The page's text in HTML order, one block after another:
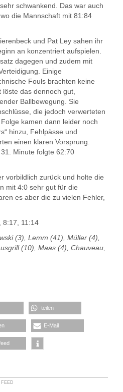
schwankend. Das war auch
die Mannschaft mit 81:84
und Pat Ley sahen ihr
an konzentriert aufspielen.
dagegen und zudem mit
Einige
Fouls brachten keine
das dennoch gut,
Ballbewegung. Sie
die jedoch verwerteten
kamen dann leider noch
hinzu, Fehlpässe und
einen klaren Vorsprung.
Minute folgte 62:70
vorbildlich zurück und holte die
mit 4:0 sehr gut für die
es aber die zu vielen Fehler,
8:17, 11:14
(3), Lemm (41), Müller (4),
(10), Maas (4), Chauveau,
teilen
E-Mail
FEED